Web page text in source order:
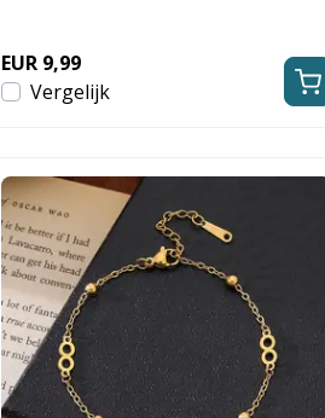
EUR 9,99
Vergelijk